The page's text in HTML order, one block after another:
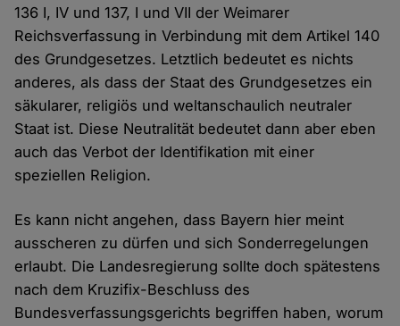
136 I, IV und 137, I und VII der Weimarer
Reichsverfassung in Verbindung mit dem Artikel 140
des Grundgesetzes. Letztlich bedeutet es nichts
anderes, als dass der Staat des Grundgesetzes ein
säkularer, religiös und weltanschaulich neutraler
Staat ist. Diese Neutralität bedeutet dann aber eben
auch das Verbot der Identifikation mit einer
speziellen Religion.
Es kann nicht angehen, dass Bayern hier meint
ausscheren zu dürfen und sich Sonderregelungen
erlaubt. Die Landesregierung sollte doch spätestens
nach dem Kruzifix-Beschluss des
Bundesverfassungsgerichts begriffen haben, worum